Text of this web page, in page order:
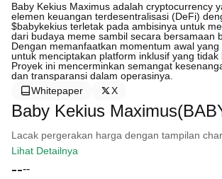
Baby Kekius Maximus adalah cryptocurrency
elemen keuangan terdesentralisasi (DeFi)
$babykekius terletak pada ambisinya untuk
dari budaya meme sambil secara bersamaan
Dengan memanfaatkan momentum awal
untuk menciptakan platform inklusif yang
Proyek ini mencerminkan semangat
dan transparansi dalam operasinya.
Whitepaper
X
Baby Kekius
Lacak pergerakan harga dengan tampilan
Lihat Detailnya
----